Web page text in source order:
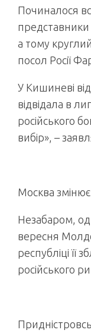
Починалося
представники
а тому
посол Росії
У Кишиневі
відвідала в
російського
вибір», –
Москва
Незабаром,
вересня
республіці
російського